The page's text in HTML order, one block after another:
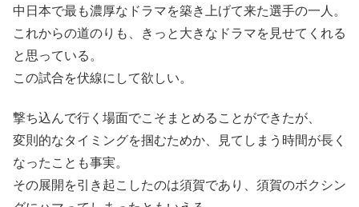
中日本で最も濃厚なドラマを築き上げて来た選手の一人。
これからの道のりも、きっと大きなドラマを見せてくれる
と思っている。
この試合を伏線にして欲しい。
撃ち込んで行く場面でこそまとめることができたが、
変則的なタイミングを掴むためか、見てしまう時間が長く
なったことも事実。
その展開を引き起こしたのは須賀であり、須賀のボクシン